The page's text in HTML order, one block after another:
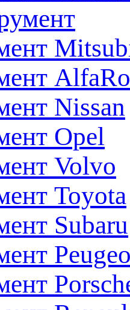
Nissan
Opel
Volvo
Toyota
Subaru